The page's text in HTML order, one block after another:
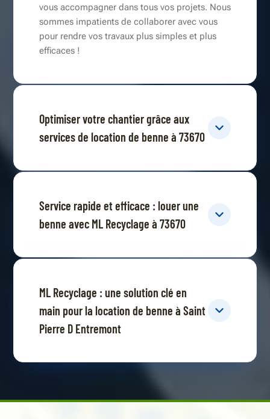
vous accompagner dans tous vos projets. Nous
sommes impatients de collaborer avec vous
pour rendre vos travaux plus simples et plus
efficaces !
Optimiser votre chantier grâce aux
services de location de benne à 73670
Service rapide et efficace : louer une
benne avec ML Recyclage à 73670
ML Recyclage : une solution clé en
main pour la location de benne à Saint
Pierre D Entremont